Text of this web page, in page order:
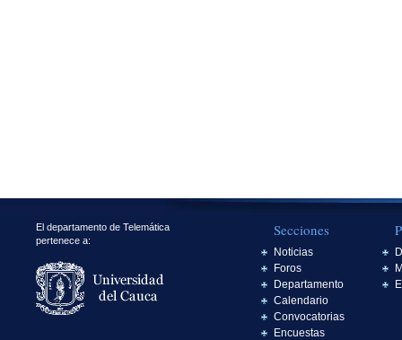
El departamento de Telemática
pertenece a:
Secciones
Noticias
Foros
Departamento
Calendario
Convocatorias
Encuestas